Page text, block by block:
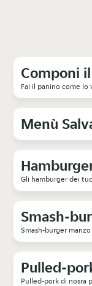
Componi
Fai il panino come lo
Menù
Gli hamburger dei
Smash-
Pulled-
Pulled-pork di nosra